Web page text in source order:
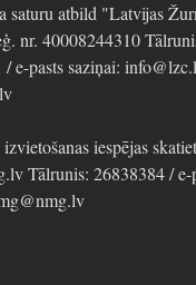
saturu atbild "Latvijas
nr. 40008244310
/ e-pasts saziņai:
iespējas
Tālrunis: 26838384 / e-